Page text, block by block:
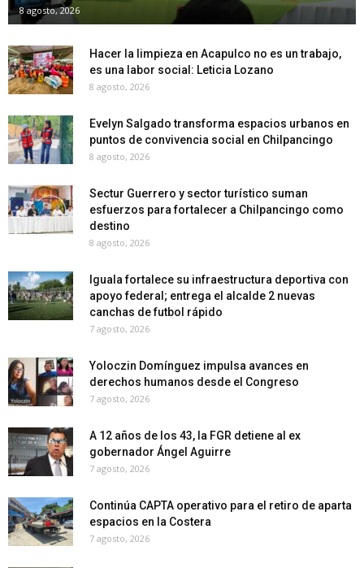
8 agosto, 2026
Hacer la limpieza en Acapulco no es un trabajo,
es una labor social: Leticia Lozano
8 agosto, 2026
Evelyn Salgado transforma espacios urbanos en
puntos de convivencia social en Chilpancingo
8 agosto, 2026
Sectur Guerrero y sector turístico suman
esfuerzos para fortalecer a Chilpancingo como
destino
8 agosto, 2026
Iguala fortalece su infraestructura deportiva con
apoyo federal; entrega el alcalde 2 nuevas
canchas de futbol rápido
7 agosto, 2026
Yoloczin Domínguez impulsa avances en
derechos humanos desde el Congreso
7 agosto, 2026
A 12 años de los 43, la FGR detiene al ex
gobernador Ángel Aguirre
7 agosto, 2026
Continúa CAPTA operativo para el retiro de aparta
espacios en la Costera
7 agosto, 2026